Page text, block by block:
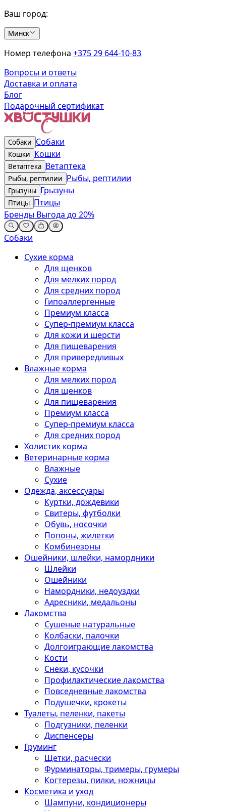
Ваш город:
Минск
Номер телефона +375 29 644-10-83
Вопросы и ответы
Доставка и оплата
Блог
Подарочный сертификат
Собаки Собаки
Кошки Кошки
Ветаптека Ветаптека
Рыбы, рептилии Рыбы, рептилии
Грызуны Грызуны
Птицы Птицы
Бренды Выгода до 20%
Собаки
Сухие корма
Для щенков
Для мелких пород
Для средних пород
Гипоаллергенные
Премиум класса
Супер-премиум класса
Для кожи и шерсти
Для пищеварения
Для привередливых
Влажные корма
Для мелких пород
Для щенков
Для пищеварения
Премиум класса
Супер-премиум класса
Для средних пород
Холистик корма
Ветеринарные корма
Влажные
Сухие
Одежда, аксессуары
Куртки, дождевики
Свитеры, футболки
Обувь, носочки
Попоны, жилетки
Комбинезоны
Ошейники, шлейки, намордники
Шлейки
Ошейники
Намордники, недоуздки
Адресники, медальоны
Лакомства
Сушеные натуральные
Колбаски, палочки
Долгоиграющие лакомства
Кости
Снеки, кусочки
Профилактические лакомства
Повседневные лакомства
Подушечки, крокеты
Туалеты, пеленки, пакеты
Подгузники, пеленки
Диспенсеры
Груминг
Щетки, расчески
Фурминаторы, тримеры, грумеры
Когтерезы, пилки, ножницы
Косметика и уход
Шампуни, кондиционеры